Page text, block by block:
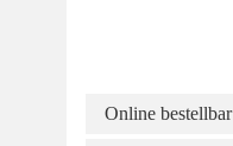
Online bestellbar